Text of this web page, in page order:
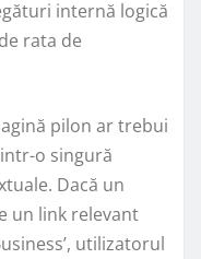
internă logică
rata de
pilon ar trebui
o singură
Dacă un
un link relevant
utilizatorul